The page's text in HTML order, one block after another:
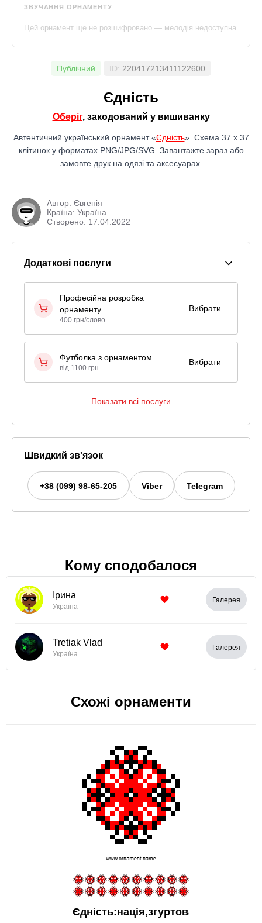
ЗВУЧАННЯ ОРНАМЕНТУ
Цей орнамент ще не розшифровано — мелодія недоступна
Публічний ID: 220417213411122600
Єдність
Оберіг, закодований у вишиванку
Автентичний український орнамент «Єдність». Схема 37 x 37
клітинок у форматах PNG/JPG/SVG. Завантажте зараз або
замовте друк на одязі та аксесуарах.
Автор: Євгенія
Країна: Україна
Створено: 17.04.2022
Додаткові послуги
Професійна розробка
орнаменту
400 грн/слово
Вибрати
Футболка з орнаментом
від 1100 грн
Вибрати
Показати всі послуги
Швидкий зв'язок
+38 (099) 98-65-205 Viber Telegram
Кому сподобалося
Ірина
Україна
Галерея
Tretiak Vlad
Україна
Галерея
Схожі орнаменти
Єдність:нація,згуртованість,сила